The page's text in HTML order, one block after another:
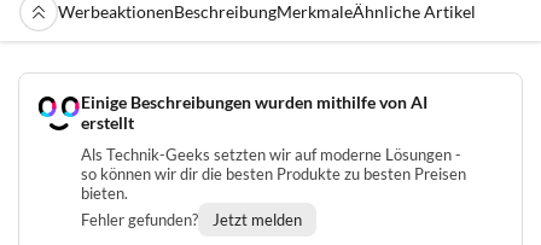
WerbeaktionenBeschreibungMerkmaleÄhnliche Artikel
Einige Beschreibungen wurden mithilfe von AI
erstellt
Als Technik-Geeks setzten wir auf moderne Lösungen -
so können wir dir die besten Produkte zu besten Preisen
bieten.
Fehler gefunden?
Jetzt melden